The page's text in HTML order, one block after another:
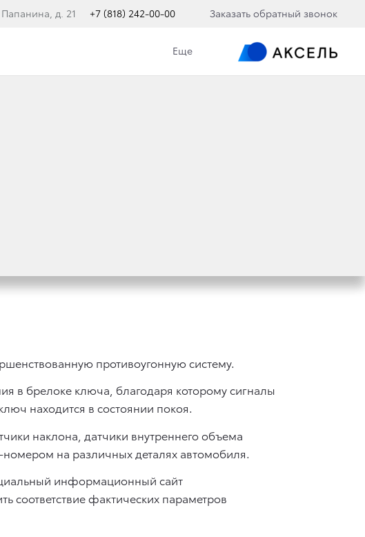
Папанина, д. 21 +7 (818) 242-00-00 Заказать обратный звонок
Еще
LAND CRUISER
противоугонную систему.
в брелоке ключа, благодаря которому сигналы
находится в состоянии покоя.
наклона, датчики внутреннего объема
на различных деталях автомобиля.
информационный сайт
соответствие фактических параметров